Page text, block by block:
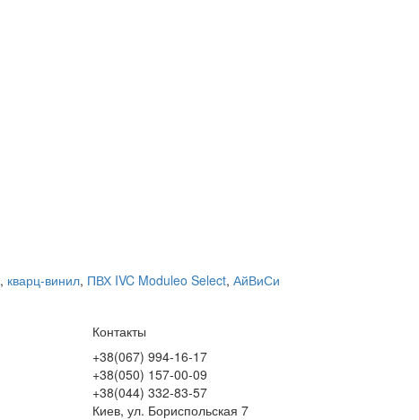
, кварц-винил, ПВХ IVC Moduleo Select, АйВиСи
Контакты
+38(067) 994-16-17
+38(050) 157-00-09
+38(044) 332-83-57
Киев, ул. Бориспольская 7